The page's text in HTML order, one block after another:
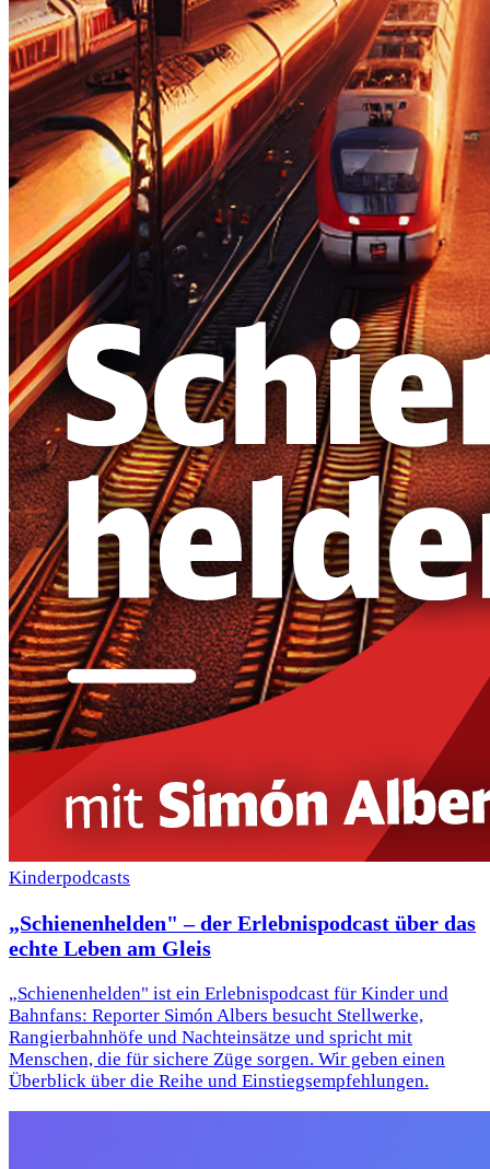
Kinderpodcasts
„Schienenhelden" – der Erlebnispodcast über das
echte Leben am Gleis
„Schienenhelden" ist ein Erlebnispodcast für Kinder und
Bahnfans: Reporter Simón Albers besucht Stellwerke,
Rangierbahnhöfe und Nachteinsätze und spricht mit
Menschen, die für sichere Züge sorgen. Wir geben einen
Überblick über die Reihe und Einstiegsempfehlungen.